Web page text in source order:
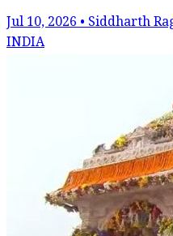
Jul 10, 2026 • Siddharth
INDIA